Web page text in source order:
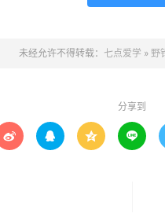
未经允许不得转载： 七点爱学 » 野
分享到
   